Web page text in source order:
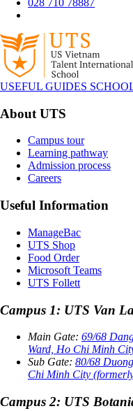
028 710 78887
USEFUL GUIDES
About UTS
Campus tour
Learning pathway
Admission process
Careers
Useful Information
ManageBac
UTS Shop
Food Order
Microsoft Teams
UTS Follett
Campus 1: UTS Van
Main Gate: 69/68
Ward, Ho Chi Minh
Sub Gate: 80/68
Chi Minh City
Campus 2: UTS